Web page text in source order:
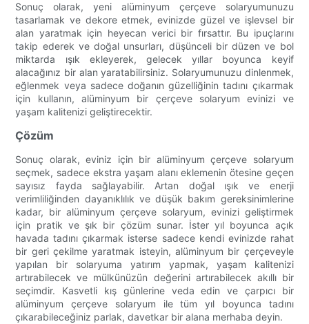
Sonuç olarak, yeni alüminyum çerçeve solaryumunuzu
tasarlamak ve dekore etmek, evinizde güzel ve işlevsel bir
alan yaratmak için heyecan verici bir fırsattır. Bu ipuçlarını
takip ederek ve doğal unsurları, düşünceli bir düzen ve bol
miktarda ışık ekleyerek, gelecek yıllar boyunca keyif
alacağınız bir alan yaratabilirsiniz. Solaryumunuzu dinlenmek,
eğlenmek veya sadece doğanın güzelliğinin tadını çıkarmak
için kullanın, alüminyum bir çerçeve solaryum evinizi ve
yaşam kalitenizi geliştirecektir.
Çözüm
Sonuç olarak, eviniz için bir alüminyum çerçeve solaryum
seçmek, sadece ekstra yaşam alanı eklemenin ötesine geçen
sayısız fayda sağlayabilir. Artan doğal ışık ve enerji
verimliliğinden dayanıklılık ve düşük bakım gereksinimlerine
kadar, bir alüminyum çerçeve solaryum, evinizi geliştirmek
için pratik ve şık bir çözüm sunar. İster yıl boyunca açık
havada tadını çıkarmak isterse sadece kendi evinizde rahat
bir geri çekilme yaratmak isteyin, alüminyum bir çerçeveyle
yapılan bir solaryuma yatırım yapmak, yaşam kalitenizi
artırabilecek ve mülkünüzün değerini artırabilecek akıllı bir
seçimdir. Kasvetli kış günlerine veda edin ve çarpıcı bir
alüminyum çerçeve solaryum ile tüm yıl boyunca tadını
çıkarabileceğiniz parlak, davetkar bir alana merhaba deyin.